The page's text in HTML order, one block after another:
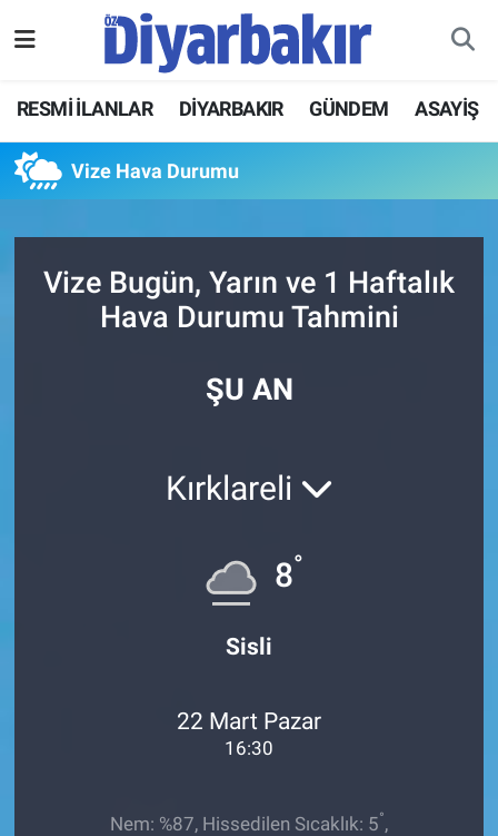
RESMİ İLANLAR DİYARBAKIR GÜNDEM ASAYİŞ
Vize Hava Durumu
Vize Bugün, Yarın ve 1 Haftalık
Hava Durumu Tahmini
ŞU AN
Kırklareli
8°
Sisli
22 Mart Pazar
16:30
Nem: %87, Hissedilen Sıcaklık: 5°,
ASAYİŞ
DİYARBAKIR
GÜNDEM
KÜLTÜR SANAT
TEKNOLOJİ
Hava Durumu
Namaz Vakitleri
Süper Lig Puan Durumu ve Fikstür